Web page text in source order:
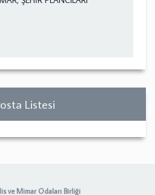
Listesi
ve Mimar Odaları Birliği